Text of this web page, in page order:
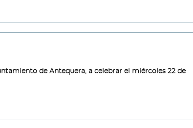
de Antequera, a celebrar el miércoles 22 de